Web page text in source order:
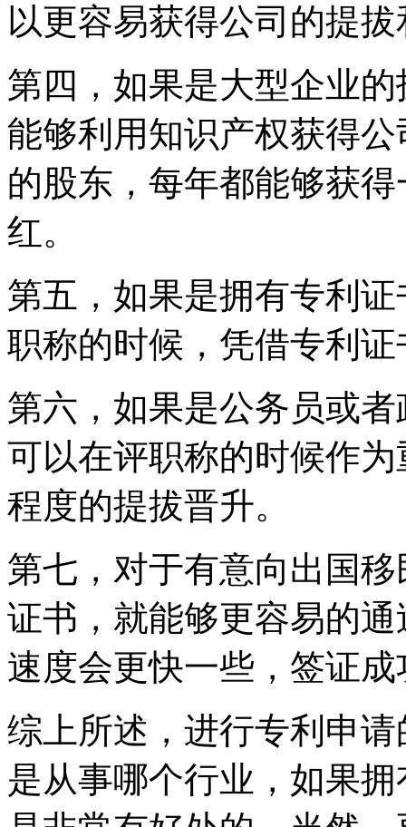
以更容易获得公司的
第四，如果是大型企业
能够利用知识产权获得
的股东，每年都能够获
红。
第五，如果是拥有专利
职称的时候，凭借专
第六，如果是公务员或
可以在评职称的时候作
程度的提拔晋升。
第七，对于有意向出国
证书，就能够更容易的
速度会更快一些，签
综上所述，进行专利申
是从事哪个行业，如果